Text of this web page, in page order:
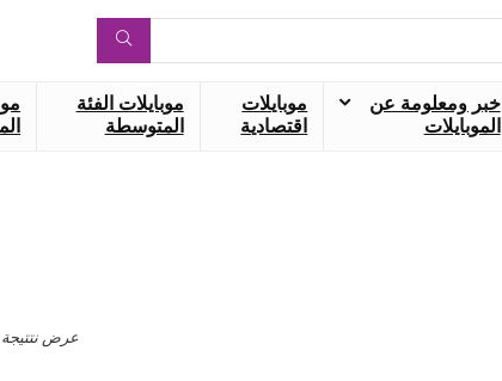
خبر ومعلومة عن
الموبايلات
موبايلات
اقتصادية
موبايلات الفئة
المتوسطة
عرض نتتيجة